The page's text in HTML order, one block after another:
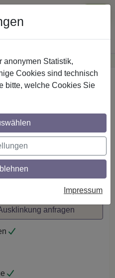
Österreichs· Sichere Zahlung
Savio 260 cm
anfragen
anonymen Statistik,
Cookies sind technisch
bitte, welche Cookies Sie
Impressum